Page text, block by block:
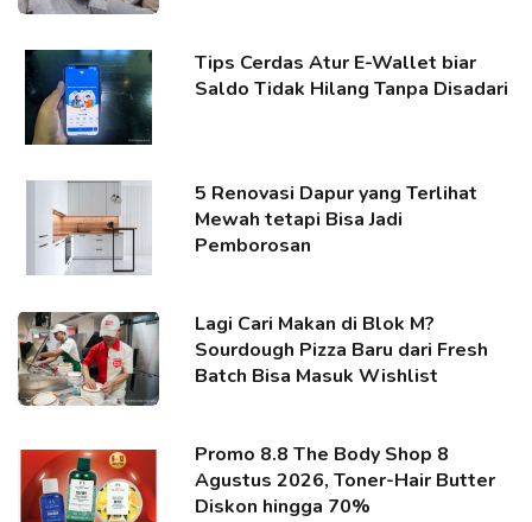
Tips Cerdas Atur E-Wallet biar
Saldo Tidak Hilang Tanpa Disadari
5 Renovasi Dapur yang Terlihat
Mewah tetapi Bisa Jadi
Pemborosan
Lagi Cari Makan di Blok M?
Sourdough Pizza Baru dari Fresh
Batch Bisa Masuk Wishlist
Promo 8.8 The Body Shop 8
Agustus 2026, Toner-Hair Butter
Diskon hingga 70%